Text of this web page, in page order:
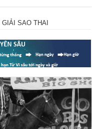
GIẢI SAO THAI